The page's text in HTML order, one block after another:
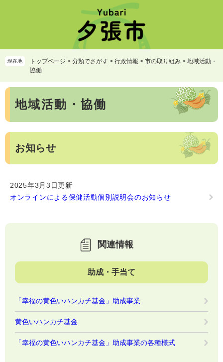
頭
で
飛
ば
て
へ
現在地 トップページ > 分類でさがす > 行政情報 > 市の取り組み > 地域活動・
協働
本
地域活動・協働
お知らせ
2025年3月3日更新
オンラインによる保健活動個別説明会のお知らせ
関連情報
助成・手当て
「幸福の黄色いハンカチ基金」助成事業
黄色いハンカチ基金
「幸福の黄色いハンカチ基金」助成事業の各種様式